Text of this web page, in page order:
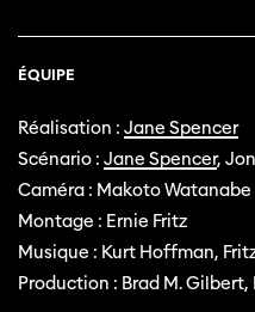
ÉQUIPE
Réalisation : Jane Spencer
Scénario : Jane Spencer,
Caméra : Makoto Watanabe
Montage : Ernie Fritz
Musique : Kurt Hoffman,
Production : Brad M.